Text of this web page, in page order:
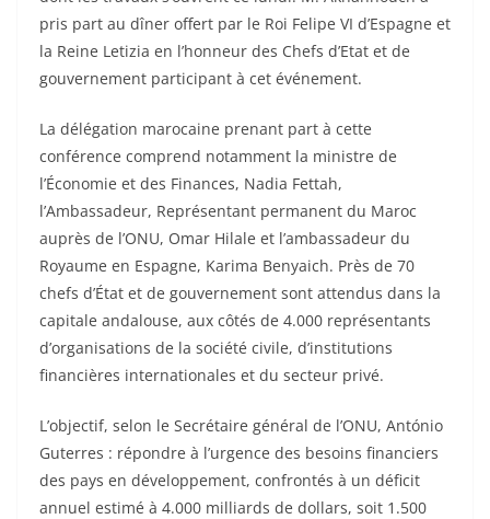
pris part au dîner offert par le Roi Felipe VI d’Espagne et
la Reine Letizia en l’honneur des Chefs d’Etat et de
gouvernement participant à cet événement.
La délégation marocaine prenant part à cette
conférence comprend notamment la ministre de
l’Économie et des Finances, Nadia Fettah,
l’Ambassadeur, Représentant permanent du Maroc
auprès de l’ONU, Omar Hilale et l’ambassadeur du
Royaume en Espagne, Karima Benyaich. Près de 70
chefs d’État et de gouvernement sont attendus dans la
capitale andalouse, aux côtés de 4.000 représentants
d’organisations de la société civile, d’institutions
financières internationales et du secteur privé.
L’objectif, selon le Secrétaire général de l’ONU, António
Guterres : répondre à l’urgence des besoins financiers
des pays en développement, confrontés à un déficit
annuel estimé à 4.000 milliards de dollars, soit 1.500